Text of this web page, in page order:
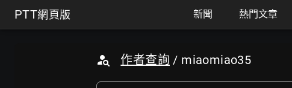
PTT網頁版 新聞 熱門文章
作者查詢 / miaomiao35